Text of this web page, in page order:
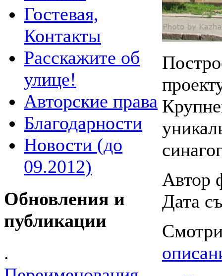
Гостевая,
Контакты
Расскажите об
улице!
Авторские права
Благодарности
Новости (до
09.2012)
Обновления и
публикации
.
Автор
Дата